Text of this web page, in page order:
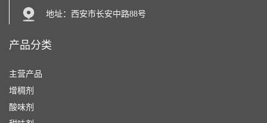
地址：西安市长安中路88号
产品分类
主营产品
增稠剂
酸味剂